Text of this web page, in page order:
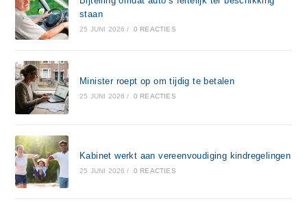
staan
25 JUNI 2026 / 0 REACTIES
Minister roept op om tijdig te betalen
25 JUNI 2026 / 0 REACTIES
Kabinet werkt aan vereenvoudiging kindregelingen
25 JUNI 2026 / 0 REACTIES